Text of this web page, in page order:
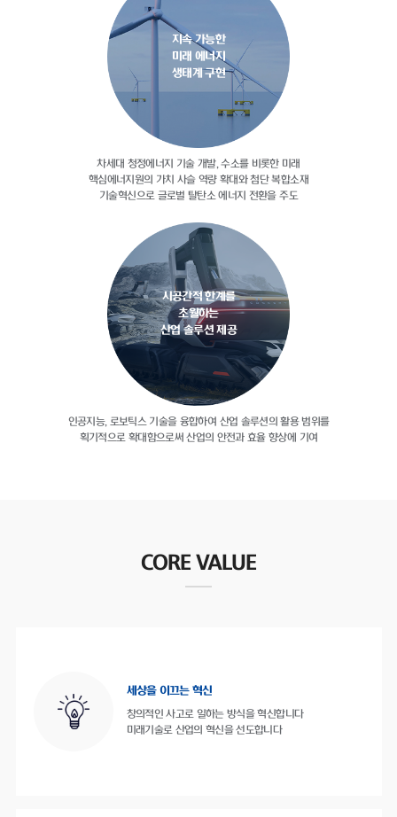
지속 가능한
미래 에너지
생태계 구현
차세대 청정에너지 기술 개발, 수소를 비롯한 미래
핵심에너지원의 가치 사슬 역량 확대와 첨단 복합소재
기술혁신으로 글로벌 탈탄소 에너지 전환을 주도
시공간적 한계를
초월하는
산업 솔루션 제공
인공지능, 로보틱스 기술을 융합하여 산업 솔루션의 활용 범위를
획기적으로 확대함으로써산업의 안전과 효율 향상에 기여
CORE VALUE
세상을 이끄는 혁신
창의적인 사고로 일하는 방식을 혁신합니다
미래기술로 산업의 혁신을 선도합니다